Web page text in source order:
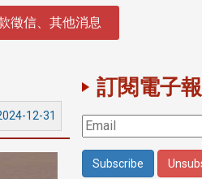
徵信、其他消息
12-31
訂閱電子報